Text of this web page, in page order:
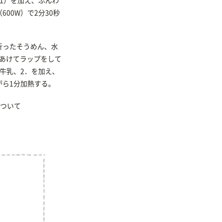
600W）で2分30秒
ったそうめん、水
けてラップをして
乳、2．を加え、
1分加熱する。
いて